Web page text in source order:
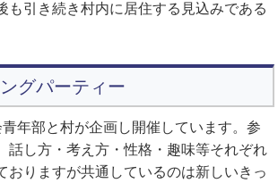
も引き続き村内に居住する見込みである
グパーティー
年部と村が企画し開催しています。参
話し方・考え方・性格・趣味等それぞれ
おりますが共通しているのは新しいきっ